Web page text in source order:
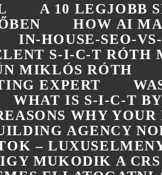
A 10 LEGJOBB
HOW AI
IN-HOUSE-SEO-
S-I-C-T RÓTH
MIKLÓS RÓTH
EXPERT
WHAT IS S-I-C-T
WHY YOUR
AGENCY
–
MUKODIK A CRS